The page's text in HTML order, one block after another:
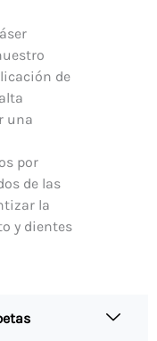
de
una
por
de las
la
y dientes